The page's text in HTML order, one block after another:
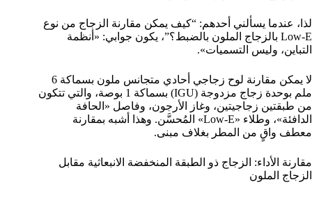
لذا، عندما يسألني أحدهم: “كيف يمكن مقارنة الزجاج من نوع
Low-E بالزجاج الملون بالضبط؟”، يكون جوابي: «أنظمة
التباين، وليس التسميات».
لا يمكن مقارنة لوح زجاجي أحادي متجانس ملون بسماكة 6
ملم بوحدة زجاج مزدوجة (IGU) بسماكة 1 بوصة، والتي تتكون
من طبقتين زجاجيتين، وغاز الأرجون، وفاصل «الحافة
الدافئة»، وطلاء «Low-E» المُحسَّن. وهذا أشبه بمقارنة
معطف واقٍ من المطر بغلاف مبنى.
مقارنة الأداء: الزجاج ذو الطبقة المنخفضة الانبعاثية مقابل
الزجاج الملون